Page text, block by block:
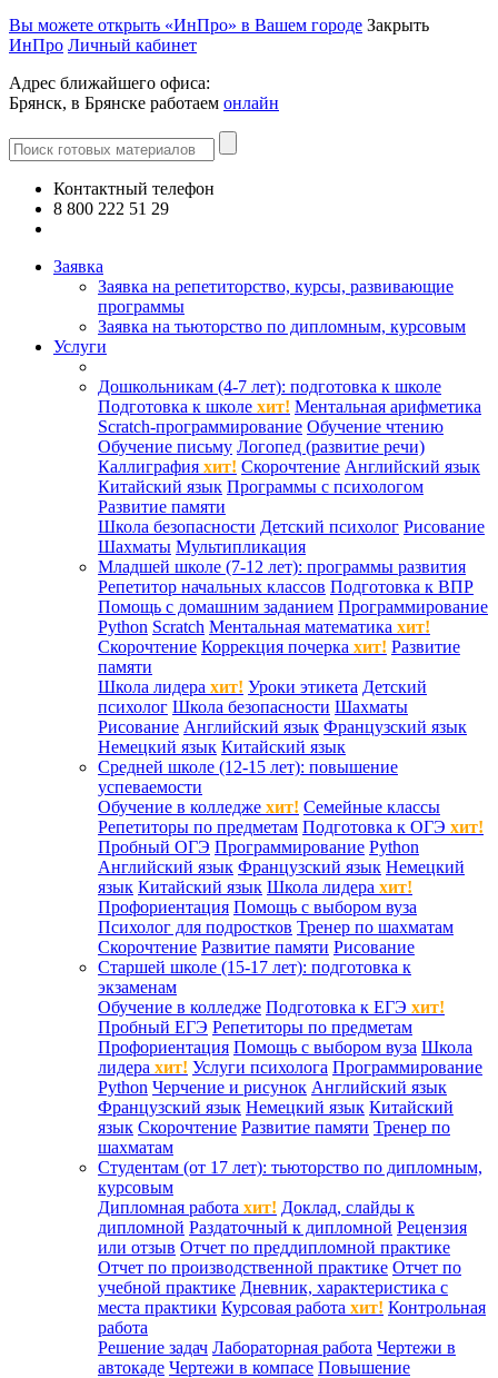
Вы можете открыть «ИнПро» в Вашем городе Закрыть
ИнПро Личный кабинет
Адрес ближайшего офиса:
Брянск, в Брянске работаем онлайн
Контактный телефон
8 800 222 51 29
Заявка
Заявка на репетиторство, курсы, развивающие
программы
Заявка на тьюторство по дипломным, курсовым
Услуги
Дошкольникам (4-7 лет): подготовка к школе
Подготовка к школе хит! Ментальная арифметика
Scratch-программирование Обучение чтению
Обучение письму Логопед (развитие речи)
Каллиграфия хит! Скорочтение Английский язык
Китайский язык Программы с психологом
Развитие памяти
Школа безопасности Детский психолог Рисование
Шахматы Мультипликация
Младшей школе (7-12 лет): программы развития
Репетитор начальных классов Подготовка к ВПР
Помощь с домашним заданием Программирование
Python Scratch Ментальная математика хит!
Скорочтение Коррекция почерка хит! Развитие
памяти
Школа лидера хит! Уроки этикета Детский
психолог Школа безопасности Шахматы
Рисование Английский язык Французский язык
Немецкий язык Китайский язык
Средней школе (12-15 лет): повышение
успеваемости
Обучение в колледже хит! Семейные классы
Репетиторы по предметам Подготовка к ОГЭ хит!
Пробный ОГЭ Программирование Python
Английский язык Французский язык Немецкий
язык Китайский язык Школа лидера хит!
Профориентация Помощь с выбором вуза
Психолог для подростков Тренер по шахматам
Скорочтение Развитие памяти Рисование
Старшей школе (15-17 лет): подготовка к
экзаменам
Обучение в колледже Подготовка к ЕГЭ хит!
Пробный ЕГЭ Репетиторы по предметам
Профориентация Помощь с выбором вуза Школа
лидера хит! Услуги психолога Программирование
Python Черчение и рисунок Английский язык
Французский язык Немецкий язык Китайский
язык Скорочтение Развитие памяти Тренер по
шахматам
Студентам (от 17 лет): тьюторство по дипломным,
курсовым
Дипломная работа хит! Доклад, слайды к
дипломной Раздаточный к дипломной Рецензия
или отзыв Отчет по преддипломной практике
Отчет по производственной практике Отчет по
учебной практике Дневник, характеристика с
места практики Курсовая работа хит! Контрольная
работа
Решение задач Лабораторная работа Чертежи в
автокаде Чертежи в компасе Повышение